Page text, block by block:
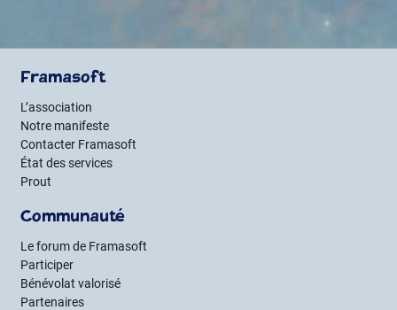
Framasoft
L’association
Notre manifeste
Contacter Framasoft
État des services
Prout
Communauté
Le forum de Framasoft
Participer
Bénévolat valorisé
Partenaires